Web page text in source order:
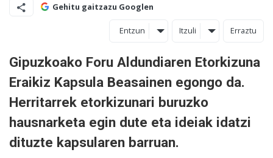
Gehitu gaitzazu Googlen
Entzun Itzuli Erraztu
Gipuzkoako Foru Aldundiaren Etorkizuna
Eraikiz Kapsula Beasainen egongo da.
Herritarrek etorkizunari buruzko
hausnarketa egin dute eta ideiak idatzi
dituzte kapsularen barruan.